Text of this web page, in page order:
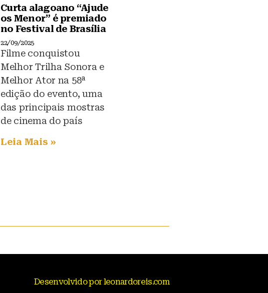
Curta alagoano “Ajude
os Menor” é premiado
no Festival de Brasília
22/09/2025
Filme conquistou
Melhor Trilha Sonora e
Melhor Ator na 58ª
edição do evento, uma
das principais mostras
de cinema do país
Leia Mais »
Desenvolvido por leonardoreis.com